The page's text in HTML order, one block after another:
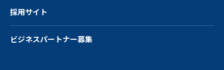
採用サイト
ビジネスパートナー募集